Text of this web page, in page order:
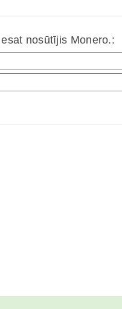
nosūtījis Monero.: